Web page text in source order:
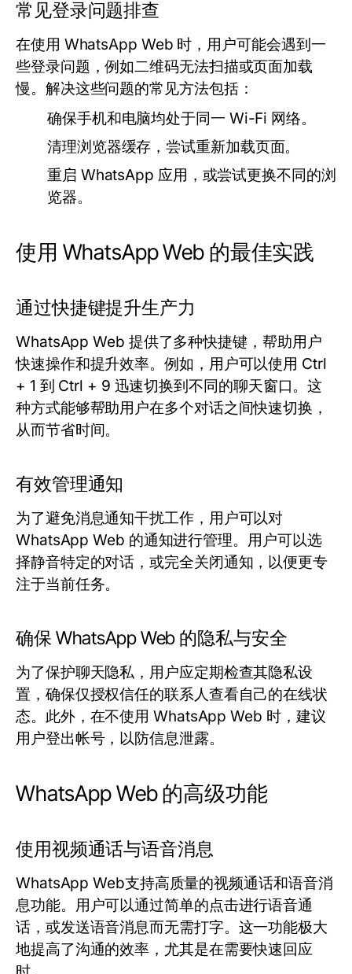
常见登录问题排查
在使用 WhatsApp Web 时，用户可能会遇到一
些登录问题，例如二维码无法扫描或页面加载
慢。解决这些问题的常见方法包括：
确保手机和电脑均处于同一 Wi-Fi 网络。
清理浏览器缓存，尝试重新加载页面。
重启 WhatsApp 应用，或尝试更换不同的浏
览器。
使用 WhatsApp Web 的最佳实践
通过快捷键提升生产力
WhatsApp Web 提供了多种快捷键，帮助用户
快速操作和提升效率。例如，用户可以使用 Ctrl
+ 1 到 Ctrl + 9 迅速切换到不同的聊天窗口。这
种方式能够帮助用户在多个对话之间快速切换，
从而节省时间。
有效管理通知
为了避免消息通知干扰工作，用户可以对
WhatsApp Web 的通知进行管理。用户可以选
择静音特定的对话，或完全关闭通知，以便更专
注于当前任务。
确保 WhatsApp Web 的隐私与安全
为了保护聊天隐私，用户应定期检查其隐私设
置，确保仅授权信任的联系人查看自己的在线状
态。此外，在不使用 WhatsApp Web 时，建议
用户登出帐号，以防信息泄露。
WhatsApp Web 的高级功能
使用视频通话与语音消息
WhatsApp Web支持高质量的视频通话和语音消
息功能。用户可以通过简单的点击进行语音通
话，或发送语音消息而无需打字。这一功能极大
地提高了沟通的效率，尤其是在需要快速回应